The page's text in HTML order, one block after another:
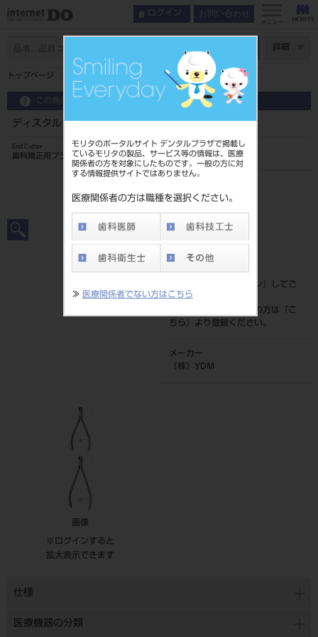
モリタのポータルサイト デンタルプラザで掲載し
ているモリタの製品、サービス等の情報は、医療
関係者の方を対象にしたものです。一般の方に対
する情報提供サイトではありません。
医療関係者の方は職種を選択ください。
≫ 医療関係者でない方はこちら
ログイン お問い合わせ
メニュー
詳細
トップページ ディスタルエンドカッターセイフティ ND-606L
この商品に関するお問い合わせ
ディスタルエンドカッターセイフティ ND-606L
End Cutter
歯科矯正用プライヤ
201510508
JAN/EANコード
標準価格
ログイン
』してご
覧ください。
ネット会員登録がまだの方は『
こ
ちら
』より登録ください。
メーカー
（株）YDM
画像
※ログインすると
拡大表示できます
仕様
医療機器の分類